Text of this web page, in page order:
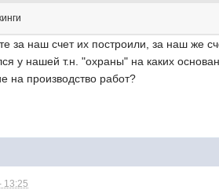
за наш счет их построили, за наш же
у нашей т.н. "охраны" на каких
на производство работ?
13:25